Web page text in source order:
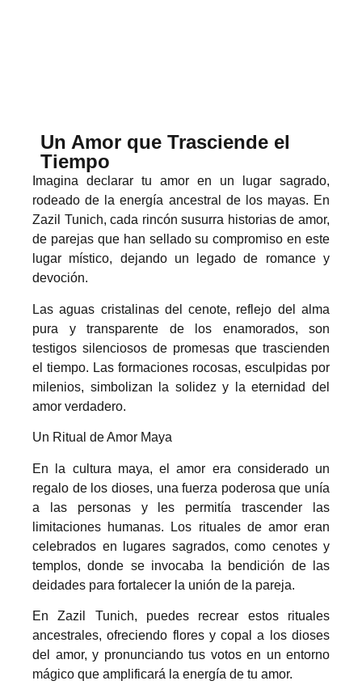
Un Amor que Trasciende el
Tiempo
Imagina declarar tu amor en un lugar sagrado,
rodeado de la energía ancestral de los mayas. En
Zazil Tunich, cada rincón susurra historias de amor,
de parejas que han sellado su compromiso en este
lugar místico, dejando un legado de romance y
devoción.
Las aguas cristalinas del cenote, reflejo del alma
pura y transparente de los enamorados, son
testigos silenciosos de promesas que trascienden
el tiempo. Las formaciones rocosas, esculpidas por
milenios, simbolizan la solidez y la eternidad del
amor verdadero.
Un Ritual de Amor Maya
En la cultura maya, el amor era considerado un
regalo de los dioses, una fuerza poderosa que unía
a las personas y les permitía trascender las
limitaciones humanas. Los rituales de amor eran
celebrados en lugares sagrados, como cenotes y
templos, donde se invocaba la bendición de las
deidades para fortalecer la unión de la pareja.
En Zazil Tunich, puedes recrear estos rituales
ancestrales, ofreciendo flores y copal a los dioses
del amor, y pronunciando tus votos en un entorno
mágico que amplificará la energía de tu amor.